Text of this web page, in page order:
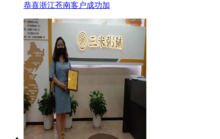
恭喜浙江苍南客户成功加